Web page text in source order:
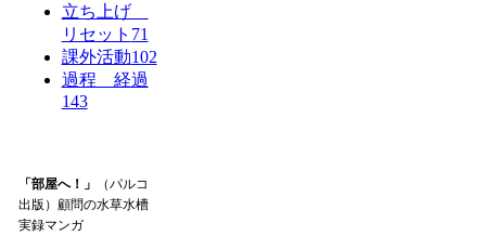
立ち上げ
リセット 71
課外活動102
過程 経過
143
「部屋へ！」
（パルコ
出版）顧問の水草水槽
実録マンガ